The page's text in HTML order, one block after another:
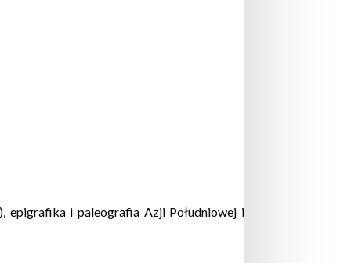
epigrafika i paleografia Azji Południowej i